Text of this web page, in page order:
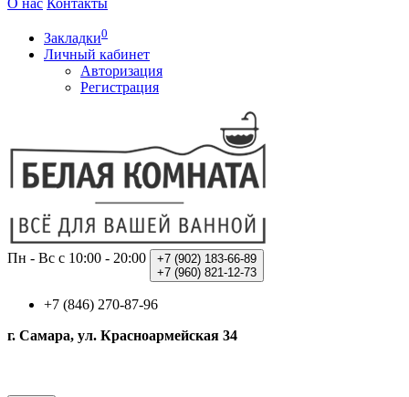
О нас Контакты
Закладки0
Личный кабинет
Авторизация
Регистрация
Пн - Вс с 10:00 - 20:00 +7 (902) 183-66-89
+7 (960) 821-12-73
+7 (846) 270-87-96
г. Самара, ул. Красноармейская 34